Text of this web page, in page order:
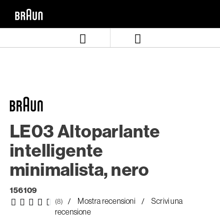
LE03 Altoparlante
intelligente
minimalista, nero
156109
(8) Mostra recensioni
Scrivi una
recensione